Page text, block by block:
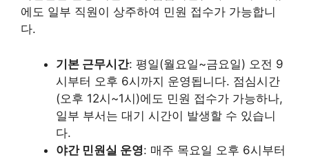
에도 일부 직원이 상주하여 민원 접수가 가능합니
다.
기본 근무시간: 평일(월요일~금요일) 오전 9
시부터 오후 6시까지 운영됩니다. 점심시간
(오후 12시~1시)에도 민원 접수가 가능하나,
일부 부서는 대기 시간이 발생할 수 있습니
다.
야간 민원실 운영: 매주 목요일 오후 6시부터